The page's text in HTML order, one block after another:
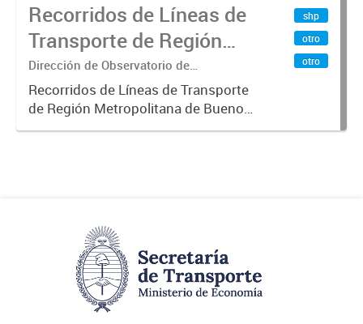
Recorridos de Líneas de
Transporte de Región
Metropolitana de
Buenos Aires (RMBA)
Dirección de Observatorio de
Transporte, Estudio y Sistemas
Recorridos de Líneas de Transporte
de Región Metropolitana de Buenos
Aires (RMBA).-
shp
otro
otro